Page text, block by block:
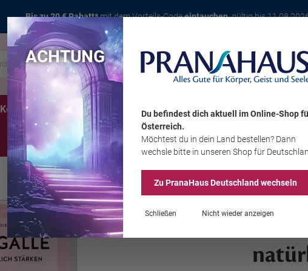
Bis zu 20 € Rabatt*mit dem Vorteils-Codeeintauchen, gültig bis
Karte
Kerzen Schmuck Edelsteine Wohnambiente
Sale
ACHTUNG
Du befindest dich aktuell im Online-Shop
Österreich.
Möchtest du in dein Land bestellen? Dann
wechsle bitte in unseren Shop für
Zu PranaHausDeutschland wechseln
Schließen Nicht wieder anzeigen